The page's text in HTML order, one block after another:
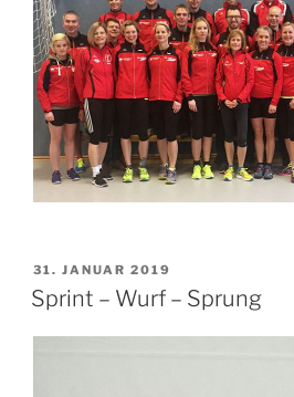
31. JANUAR 2019
Sprint – Wurf – Sprung